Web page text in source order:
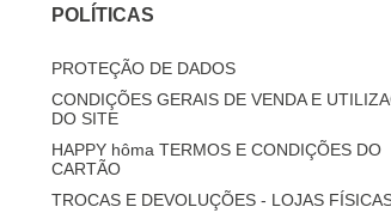
POLÍTICAS
PROTEÇÃO DE DADOS
CONDIÇÕES GERAIS DE VENDA E
DO SITE
HAPPY hôma TERMOS E CONDIÇÕES DO
CARTÃO
TROCAS E DEVOLUÇÕES - LOJAS